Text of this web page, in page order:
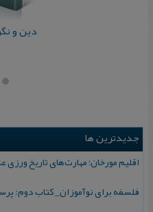
دین و
جدیدترین ها
اقلیم مورخان؛ مهارت‌های تاریخ ورزی
فلسفه برای نوآموزان_ کتاب دوم: